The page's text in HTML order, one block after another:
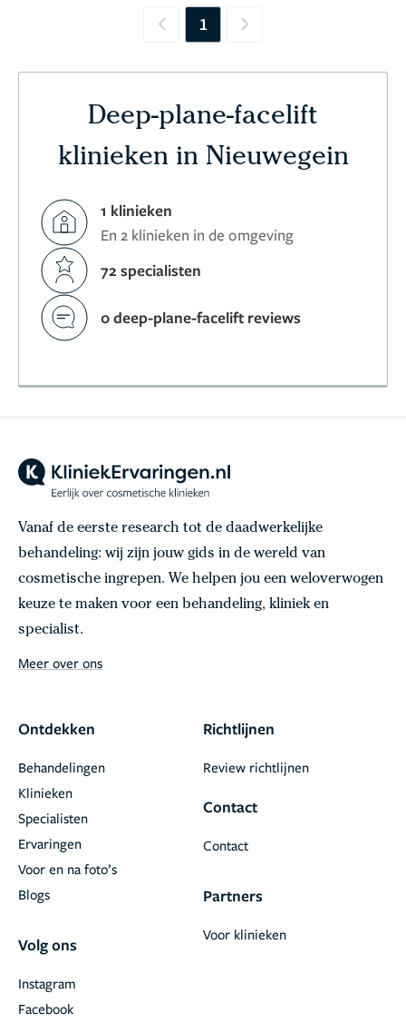
Previous
1 Next
Deep-plane-facelift
klinieken in Nieuwegein
1 klinieken
En 2 klinieken in de omgeving
72 specialisten
0 deep-plane-facelift reviews
Vanaf de eerste research tot de daadwerkelijke
behandeling: wij zijn jouw gids in de wereld van
cosmetische ingrepen. We helpen jou een weloverwogen
keuze te maken voor een behandeling, kliniek en
specialist.
Meer over ons
Ontdekken
Behandelingen
Klinieken
Specialisten
Ervaringen
Voor en na foto’s
Blogs
Volg ons
Facebook
Instagram
Richtlijnen
Review richtlijnen
Contact
Contact
Partners
Voor klinieken